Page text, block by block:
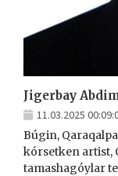
Jigerbay
11.03.2025
Búgin,
kórsetken artist,
tamashagóylar